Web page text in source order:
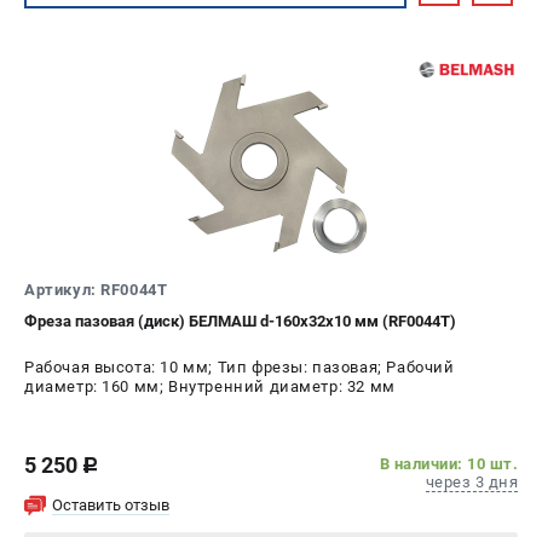
Артикул: RF0044T
Фреза пазовая (диск) БЕЛМАШ d-160х32х10 мм (RF0044T)
Рабочая высота: 10 мм; Тип фрезы: пазовая; Рабочий
диаметр: 160 мм; Внутренний диаметр: 32 мм
5 250 c
В наличии: 10 шт.
через 3 дня
Оставить отзыв